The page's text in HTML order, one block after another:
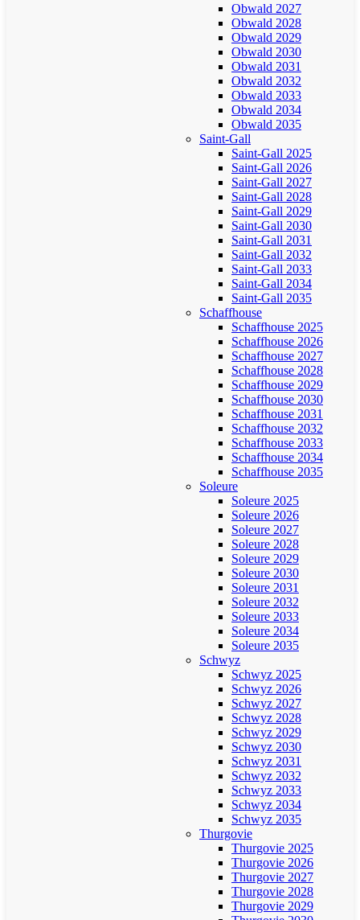
Obwald 2027
Obwald 2028
Obwald 2029
Obwald 2030
Obwald 2031
Obwald 2032
Obwald 2033
Obwald 2034
Obwald 2035
Saint-Gall
Saint-Gall 2025
Saint-Gall 2026
Saint-Gall 2027
Saint-Gall 2028
Saint-Gall 2029
Saint-Gall 2030
Saint-Gall 2031
Saint-Gall 2032
Saint-Gall 2033
Saint-Gall 2034
Saint-Gall 2035
Schaffhouse
Schaffhouse 2025
Schaffhouse 2026
Schaffhouse 2027
Schaffhouse 2028
Schaffhouse 2029
Schaffhouse 2030
Schaffhouse 2031
Schaffhouse 2032
Schaffhouse 2033
Schaffhouse 2034
Schaffhouse 2035
Soleure
Soleure 2025
Soleure 2026
Soleure 2027
Soleure 2028
Soleure 2029
Soleure 2030
Soleure 2031
Soleure 2032
Soleure 2033
Soleure 2034
Soleure 2035
Schwyz
Schwyz 2025
Schwyz 2026
Schwyz 2027
Schwyz 2028
Schwyz 2029
Schwyz 2030
Schwyz 2031
Schwyz 2032
Schwyz 2033
Schwyz 2034
Schwyz 2035
Thurgovie
Thurgovie 2025
Thurgovie 2026
Thurgovie 2027
Thurgovie 2028
Thurgovie 2029